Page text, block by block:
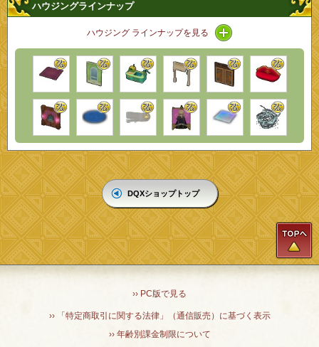
ハウジングラインナップ
ハウジング ラインナップを見る アイコン / ラインナ
DQXショップトップ
›› PC版で見る
›› 「特定商取引に関する法律」（通信販売）に基づく表示
›› 年齢別課金制限について